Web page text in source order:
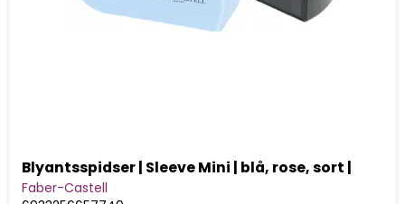
Blyantsspidser | Sleeve Mini | blå, rose, sort |
Faber-Castell